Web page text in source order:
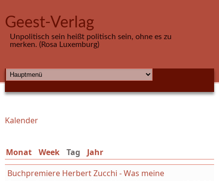
Geest-Verlag
Unpolitisch sein heißt politisch sein, ohne es zu
merken. (Rosa Luxemburg)
HAUPTMENÜ
Sie sind hier
Kalender
Monat Week Tag (aktiver Reiter)
Jahr
Buchpremiere Herbert Zucchi - Was meine